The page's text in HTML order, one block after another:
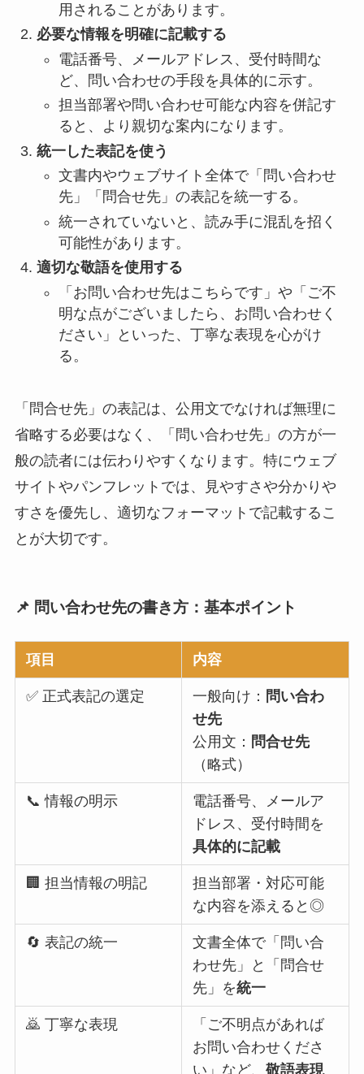
用されることがあります。
必要な情報を明確に記載する
電話番号、メールアドレス、受付時間な
ど、問い合わせの手段を具体的に示す。
担当部署や問い合わせ可能な内容を併記す
ると、より親切な案内になります。
統一した表記を使う
文書内やウェブサイト全体で「問い合わせ
先」「問合せ先」の表記を統一する。
統一されていないと、読み手に混乱を招く
可能性があります。
適切な敬語を使用する
「お問い合わせ先はこちらです」や「ご不
明な点がございましたら、お問い合わせく
ださい」といった、丁寧な表現を心がけ
る。
「問合せ先」の表記は、公用文でなければ無理に
省略する必要はなく、「問い合わせ先」の方が一
般の読者には伝わりやすくなります。特にウェブ
サイトやパンフレットでは、見やすさや分かりや
すさを優先し、適切なフォーマットで記載するこ
とが大切です。
📌 問い合わせ先の書き方：基本ポイント
項目 内容
✅ 正式表記の選定 一般向け： 問い合わ
せ先
公用文： 問合せ先
（略式）
📞 情報の明示
電話番号、メールア
ドレス、受付時間を
具体的に記載
🏢 担当情報の明記
担当部署・対応可能
な内容を添えると◎
🔄 表記の統一
文書全体で「問い合
わせ先」と「問合せ
先」を統一
🙇 丁寧な表現
「ご不明点があれば
お問い合わせくださ
い」など、敬語表現